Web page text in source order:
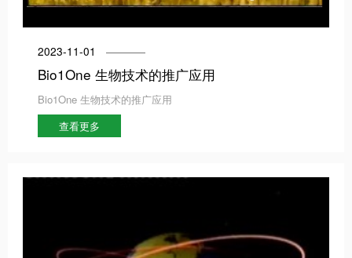
2023-11-01
Bio1One 生物技术的推广应用
Bio1One 生物技术的推广应用
查看更多